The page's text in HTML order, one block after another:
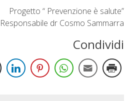
Progetto “ Prevenzione è salute”
Responsabile dr Cosmo Sammarra
Condividi